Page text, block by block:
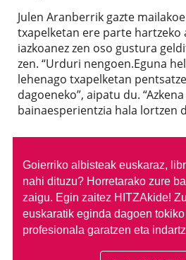
Julen Aranberrik gazte
txapelketan ere parte hartzeko
iazkoanez zen oso gustura
zen. “Urduri nengoen.Eguna
lehenago txapelketan
dagoeneko”, aipatu du.
bainaesperientzia hala lortzen
Goierriko albisteak euskaraz,
nahi dituzu? Horretarako zure
zaigu. Egin zaitez HITZAkide!
euskaratik eginda dagoen
profesionala garatzen eta